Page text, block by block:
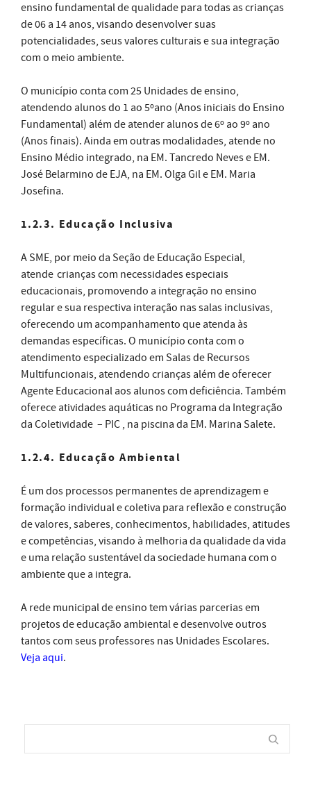
ensino fundamental de qualidade para todas as crianças
de 06 a 14 anos, visando desenvolver suas
potencialidades, seus valores culturais e sua integração
com o meio ambiente.
O município conta com 25 Unidades de ensino,
atendendo alunos do 1 ao 5ºano (Anos iniciais do Ensino
Fundamental) além de atender alunos de 6º ao 9º ano
(Anos finais). Ainda em outras modalidades, atende no
Ensino Médio integrado, na EM. Tancredo Neves e EM.
José Belarmino de EJA, na EM. Olga Gil e EM. Maria
Josefina.
1.2.3. Educação Inclusiva
A SME, por meio da Seção de Educação Especial,
atende crianças com necessidades especiais
educacionais, promovendo a integração no ensino
regular e sua respectiva interação nas salas inclusivas,
oferecendo um acompanhamento que atenda às
demandas específicas. O município conta com o
atendimento especializado em Salas de Recursos
Multifuncionais, atendendo crianças além de oferecer
Agente Educacional aos alunos com deficiência. Também
oferece atividades aquáticas no Programa da Integração
da Coletividade – PIC , na piscina da EM. Marina Salete.
1.2.4. Educação Ambiental
É um dos processos permanentes de aprendizagem e
formação individual e coletiva para reflexão e construção
de valores, saberes, conhecimentos, habilidades, atitudes
e competências, visando à melhoria da qualidade da vida
e uma relação sustentável da sociedade humana com o
ambiente que a integra.
A rede municipal de ensino tem várias parcerias em
projetos de educação ambiental e desenvolve outros
tantos com seus professores nas Unidades Escolares.
Veja aqui.